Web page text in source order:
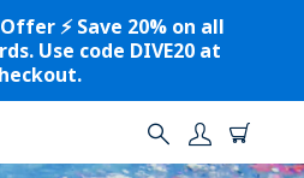
⚡️ Save 20% on all
Use code DIVE20 at